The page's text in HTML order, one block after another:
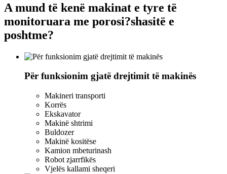
A mund të kenë makinat e tyre të
monitoruara me porosi?shasitë e
poshtme?
Për funksionim gjatë drejtimit të makinës
Makineri transporti
Korrës
Ekskavator
Makinë shtrimi
Buldozer
Makinë kositëse
Kamion mbeturinash
Robot zjarrfikës
Vjelës kallami sheqeri